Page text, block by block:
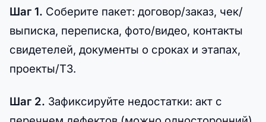
Шаг 1. Соберите пакет: договор/заказ, чек/
выписка, переписка, фото/видео, контакты
свидетелей, документы о сроках и этапах,
проекты/ТЗ.
Шаг 2. Зафиксируйте недостатки: акт с